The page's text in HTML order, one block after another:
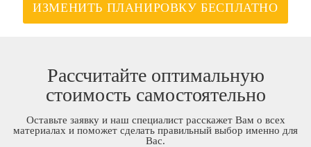
ИЗМЕНИТЬ ПЛАНИРОВКУ БЕСПЛАТНО
Рассчитайте оптимальную
стоимость самостоятельно
Оставьте заявку и наш специалист расскажет Вам о всех
материалах и поможет сделать правильный выбор именно для
Вас.